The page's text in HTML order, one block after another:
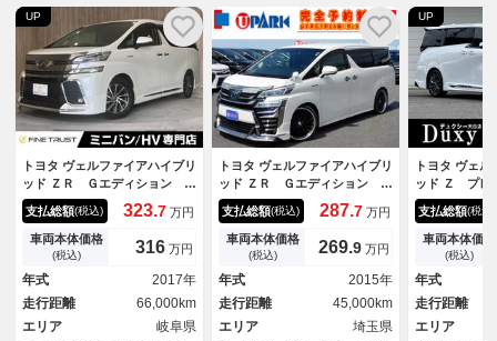
UP
トヨタ ヴェルファイアハイブリ
ッド ＺＲ Ｇエディション ６
ヶ月走行距離無制限保証付 ４
ＷＤ 純正９インチナビ 全周
囲カメラ モデリスタフルエア
ロ シートヒーター 両側パワ
ースライド 禁煙車 サンルー
フ 本革シート レーダークル
ーズコントロール パワーシー
ト
支払総額(税込) 323.7 万円
車両本体価格
(税込) 316 万円
年式
2017年
走行距離
66,000km
エリア
岐阜県
トヨタ ヴェルファイアハイブリ
ッド ＺＲ Ｇエディション ア
ルパイン１１インチナビ・ロク
サーニ２１インチＡＷ・ＴＶキ
ット・ＤＶＤ・Ｂカメラ・ＢＴ
オーディオ・フリップダウンモ
ニター・両側自動ドア・ＬＥＤ
ライト・スマキー・オートライ
ト・Ｃセンサー・ＥＴＣ
支払総額(税込) 287.7 万円
車両本体価格
(税込) 269.9 万円
年式
2015年
走行距離
45,000km
エリア
埼玉県
UP
トヨタ ヴェ
ッド Ｚ プレ
ブラウン内装
ロキット＋シ
ミ ユニバー
ジタルイン
アップディス
ムーンルー
イト アドバ
支払総額(税込)
車両本体価格
(税込)
年式
走行距離
エリア